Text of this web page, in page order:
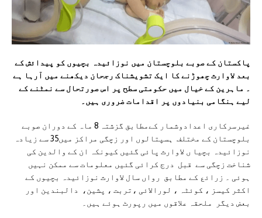
پاکستان کے صوبے بلوچستان میں نوزائیدہ بچیوں کو پیدائش کے
بعد لاوارث چھوڑنے کا ایک تشویشناک رجحان دیکھنے میں آرہا ہے
۔ ماہرین کے خیال میں حکومتی سطح پر اس صورتحال سے نمٹنے کے
لیے ہنگامی بنیادوں پر اقدامات ضروری ہیں۔
غیرسرکاری اعدادوشمار کےمطابق گزشتہ 8 ماہ کے دوران صوبے
بلوچستان کے مختلف ہسپتالوں اور زچگی مراکز میں35 سے زیادہ
نوزائیدہ بچیا ں لاوارث پائی گئیں کیونکہ ان کے والدین کی
شناخت زچگی سے قبل درج کرائی گئیں معلومات سے ممکن نہیں
ہوئی ۔ زرائع کے مطابق رواں سال لاوارث نوزائیدہ بچیوں کے
اکثر کیسز ، کوئٹہ ، لورالائی ،تربت ، پشین، دالبندین اور
بعض دیگر ملحقہ علاقوں میں رپورٹ ہوئے ہیں۔